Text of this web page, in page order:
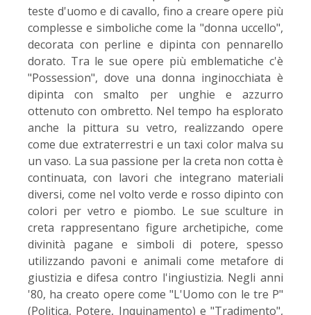
teste d'uomo e di cavallo, fino a creare opere più
complesse e simboliche come la "donna uccello",
decorata con perline e dipinta con pennarello
dorato. Tra le sue opere più emblematiche c'è
"Possession", dove una donna inginocchiata è
dipinta con smalto per unghie e azzurro
ottenuto con ombretto. Nel tempo ha esplorato
anche la pittura su vetro, realizzando opere
come due extraterrestri e un taxi color malva su
un vaso. La sua passione per la creta non cotta è
continuata, con lavori che integrano materiali
diversi, come nel volto verde e rosso dipinto con
colori per vetro e piombo. Le sue sculture in
creta rappresentano figure archetipiche, come
divinità pagane e simboli di potere, spesso
utilizzando pavoni e animali come metafore di
giustizia e difesa contro l'ingiustizia. Negli anni
'80, ha creato opere come "L'Uomo con le tre P"
(Politica, Potere, Inquinamento) e "Tradimento",